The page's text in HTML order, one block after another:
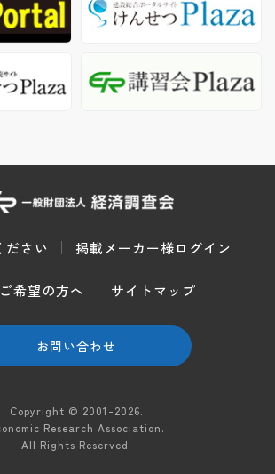
ださい 掲載メーカー様ログイン
希望の方へ サイトマップ
お問い合わせ
Copyright © 2001-2026.
Research Association.
All Rights Reserved.